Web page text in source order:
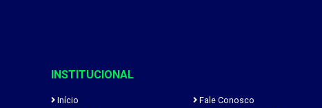
INSTITUCIONAL
Início
Fale Conosco